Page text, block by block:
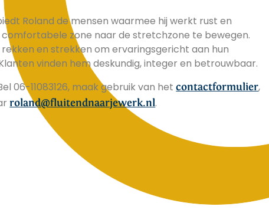
Roland de mensen waarmee hij werkt rust en
comfortabele zone naar de stretchzone te bewegen.
rekken en strekken om ervaringsgericht aan hun
vinden hem deskundig, integer en betrouwbaar.
06-11083126, maak gebruik van hetcontactformulier,
roland@fluitendnaarjewerk.nl.